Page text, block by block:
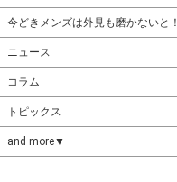
今どきメンズは外見も磨かないと！
ニュース
コラム
トピックス
and more▼